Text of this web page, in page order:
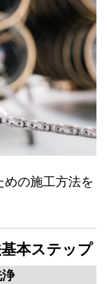
めの施工方法を
基本ステップ